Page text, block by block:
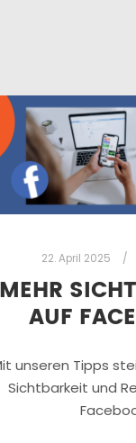
22. April 2025
MEHR
AUF
unseren Tipps
Sichtbarkeit und